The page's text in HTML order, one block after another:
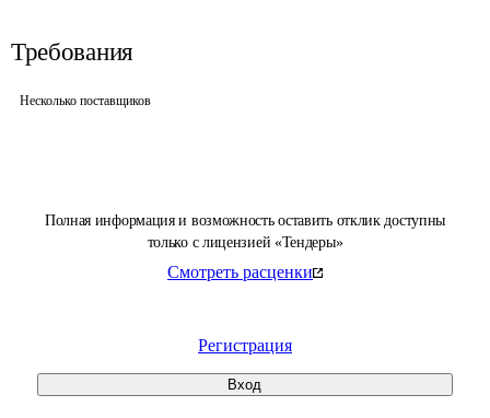
Полная информация и возможность оставить отклик доступны
только с лицензией «Тендеры»
Смотреть расценки
Регистрация
Вход
Требования
Несколько поставщиков